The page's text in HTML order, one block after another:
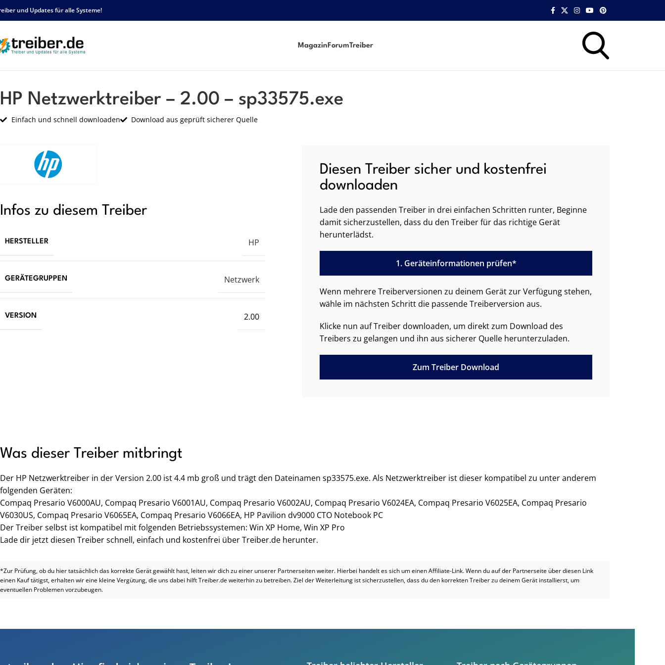
und Updates für alle Systeme!
Magazin ForumTreiber
HP Netzwerktreiber – 2.00 – sp33575.exe
Einfach und schnell downloaden Download aus geprüft sicherer Quelle
Infos zu diesem Treiber
HERSTELLER HP
GERÄTEGRUPPEN Netzwerk
VERSION 2.00
Diesen Treiber sicher und kostenfrei
downloaden
Lade den passenden Treiber in drei einfachen Schritten runter, Beginne
damit sicherzustellen, dass du den Treiber für das richtige Gerät
herunterlädst.
1. Geräteinformationen prüfen*
Wenn mehrere Treiberversionen zu deinem Gerät zur Verfügung stehen,
wähle im nächsten Schritt die passende Treiberversion aus.
Klicke nun auf Treiber downloaden, um direkt zum Download des
Treibers zu gelangen und ihn aus sicherer Quelle herunterzuladen.
Zum Treiber Download
Was dieser Treiber mitbringt
Der HP Netzwerktreiber in der Version 2.00 ist 4.4 mb groß und trägt den Dateinamen sp33575.exe. Als Netzwerktreiber ist dieser kompatibel zu unter anderem
folgenden Geräten:
Compaq Presario V6000AU, Compaq Presario V6001AU, Compaq Presario V6002AU, Compaq Presario V6024EA, Compaq Presario V6025EA, Compaq Presario
V6030US, Compaq Presario V6065EA, Compaq Presario V6066EA, HP Pavilion dv9000 CTO Notebook PC
Der Treiber selbst ist kompatibel mit folgenden Betriebssystemen: Win XP Home, Win XP Pro
Lade dir jetzt diesen Treiber schnell, einfach und kostenfrei über Treiber.de herunter.
*Zur Prüfung, ob du hier tatsächlich das korrekte Gerät gewählt hast, leiten wir dich zu einer unserer Partnerseiten weiter. Hierbei handelt es sich um einen Affiliate-Link. Wenn du auf der Partnerseite über diesen Link
einen Kauf tätigst, erhalten wir eine kleine Vergütung, die uns dabei hilft Treiber.de weiterhin zu betreiben. Ziel der Weiterleitung ist sicherzustellen, dass du den korrekten Treiber zu deinem Gerät installierst, um
eventuellen Problemen vorzubeugen.